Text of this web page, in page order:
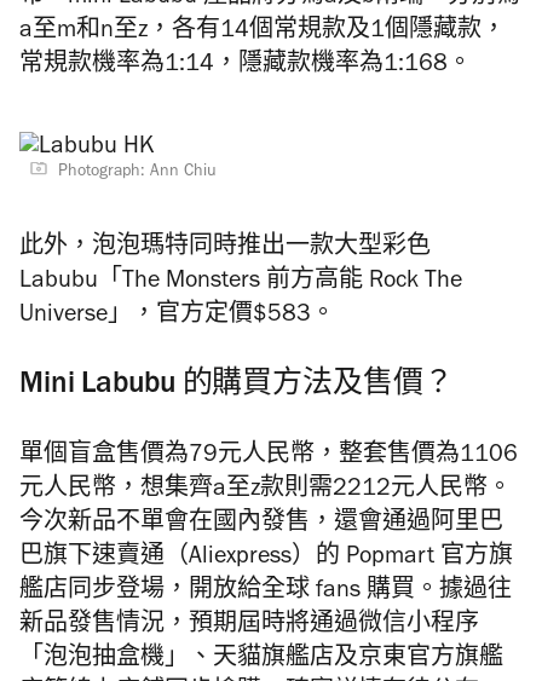
a至m和n至z，各有14個常規款及1個隱藏款，
常規款機率為1:14，隱藏款機率為1:168。
Photograph: Ann Chiu
此外，泡泡瑪特同時推出一款大型彩色
Labubu「The Monsters 前方高能 Rock The
Universe」，官方定價$583。
Mini Labubu 的購買方法及售價？
單個盲盒售價為79元人民幣，整套售價為1106
元人民幣，想集齊a至z款則需2212元人民幣。
今次新品不單會在國內發售，還會通過阿里巴
巴旗下速賣通（Aliexpress）的 Popmart 官方旗
艦店同步登場，開放給全球 fans 購買。據過往
新品發售情況，預期屆時將通過微信小程序
「泡泡抽盒機」、天貓旗艦店及京東官方旗艦